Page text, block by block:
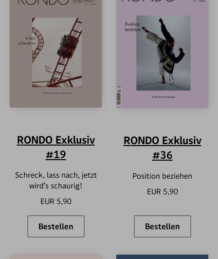
RONDO Exklusiv
#19
Schreck, lass nach, jetzt
wird’s schaurig!
EUR 5,90
BestellenRONDO Exklusiv #19
RONDO Exklusiv
#36
Position beziehen
EUR 5,90
Bestellen
RONDO